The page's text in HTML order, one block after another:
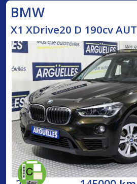
BMW
X1 XDrive20 D 190cv AUT